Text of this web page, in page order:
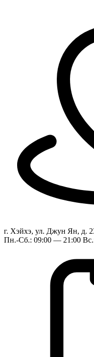
г. Хэйхэ, ул. Джун Ян, д.
Пн.-Сб.: 09:00 — 21:00